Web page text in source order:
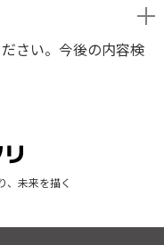
さい。今後の内容検
、未来を描く